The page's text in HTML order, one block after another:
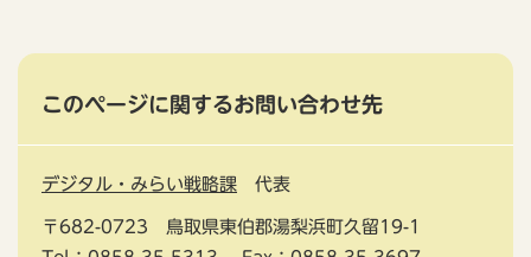
このページに関するお問い合わせ先
デジタル・みらい戦略課 代表
〒682-0723
鳥取県東伯郡湯梨浜町久留19-1